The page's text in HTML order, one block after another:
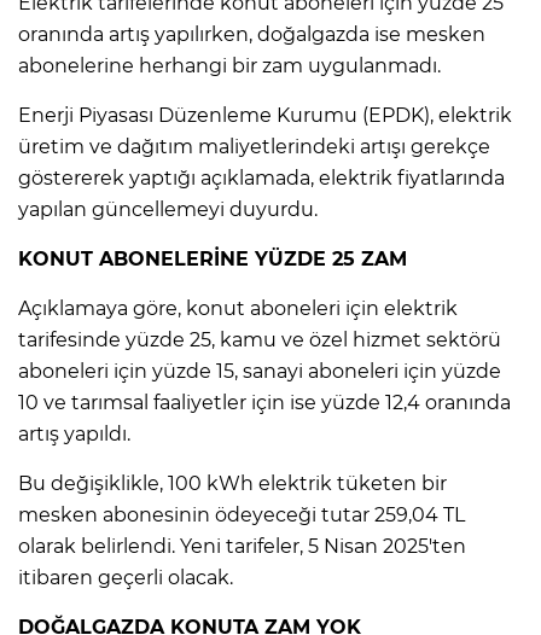
oranında artış yapılırken, doğalgazda ise mesken
abonelerine herhangi bir zam uygulanmadı.
Enerji Piyasası Düzenleme Kurumu (EPDK), elektrik
üretim ve dağıtım maliyetlerindeki artışı gerekçe
göstererek yaptığı açıklamada, elektrik fiyatlarında
yapılan güncellemeyi duyurdu.
KONUT ABONELERİNE YÜZDE 25 ZAM
Açıklamaya göre, konut aboneleri için elektrik
tarifesinde yüzde 25, kamu ve özel hizmet sektörü
aboneleri için yüzde 15, sanayi aboneleri için yüzde
10 ve tarımsal faaliyetler için ise yüzde 12,4 oranında
artış yapıldı.
Bu değişiklikle, 100 kWh elektrik tüketen bir
mesken abonesinin ödeyeceği tutar 259,04 TL
olarak belirlendi. Yeni tarifeler, 5 Nisan 2025'ten
itibaren geçerli olacak.
DOĞALGAZDA KONUTA ZAM YOK